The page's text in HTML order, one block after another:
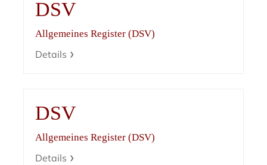
DSV
Allgemeines Register (DSV)
Details
DSV
Allgemeines Register (DSV)
Details